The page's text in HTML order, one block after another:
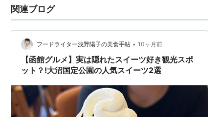
トインスペースで食べます。 外が見られるカウンター席
にしました。 連れはバニラ 私はチョコレートミックスを
関連ブログ
フードライター浅野陽子の美食手帖 • 10ヶ月前
【函館グルメ】実は隠れたスイーツ好き観光スポ
ット？!大沼国定公園の人気スイーツ2選